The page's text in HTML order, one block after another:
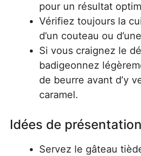
pour un résultat
Vérifiez toujours la
d’un couteau ou
Si vous craignez le
badigeonnez
de beurre avant d’y
caramel.
Idées de présentation
Servez le gâteau